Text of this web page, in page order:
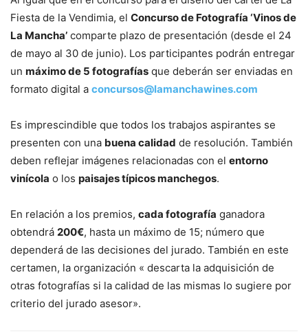
Fiesta de la Vendimia, el Concurso de Fotografía ‘Vinos de
La Mancha’ comparte plazo de presentación (desde el 24
de mayo al 30 de junio). Los participantes podrán entregar
un máximo de 5 fotografías que deberán ser enviadas en
formato digital a concursos@lamanchawines.com
Es imprescindible que todos los trabajos aspirantes se
presenten con una buena calidad de resolución. También
deben reflejar imágenes relacionadas con el entorno
vinícola o los paisajes típicos manchegos.
En relación a los premios, cada fotografía ganadora
obtendrá 200€, hasta un máximo de 15; número que
dependerá de las decisiones del jurado. También en este
certamen, la organización « descarta la adquisición de
otras fotografías si la calidad de las mismas lo sugiere por
criterio del jurado asesor».